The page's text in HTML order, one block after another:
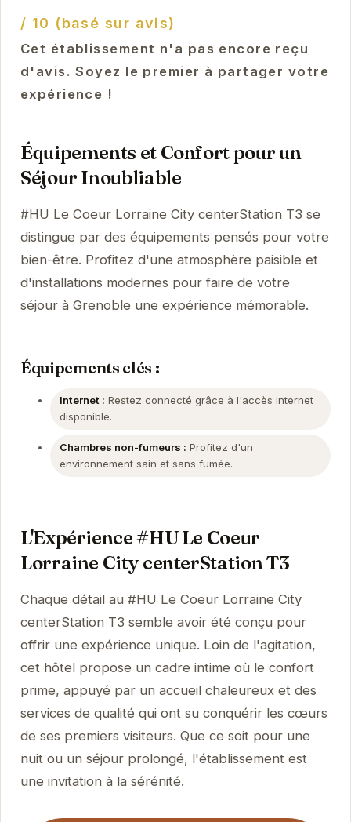
/ 10 (basé sur avis)
Cet établissement n'a pas encore reçu
d'avis. Soyez le premier à partager votre
expérience !
Équipements et Confort pour un
Séjour Inoubliable
#HU Le Coeur Lorraine City centerStation T3 se
distingue par des équipements pensés pour votre
bien-être. Profitez d'une atmosphère paisible et
d'installations modernes pour faire de votre
séjour à Grenoble une expérience mémorable.
Équipements clés :
Internet : Restez connecté grâce à l'accès internet
disponible.
Chambres non-fumeurs : Profitez d'un
environnement sain et sans fumée.
L'Expérience #HU Le Coeur
Lorraine City centerStation T3
Chaque détail au #HU Le Coeur Lorraine City
centerStation T3 semble avoir été conçu pour
offrir une expérience unique. Loin de l'agitation,
cet hôtel propose un cadre intime où le confort
prime, appuyé par un accueil chaleureux et des
services de qualité qui ont su conquérir les cœurs
de ses premiers visiteurs. Que ce soit pour une
nuit ou un séjour prolongé, l'établissement est
une invitation à la sérénité.